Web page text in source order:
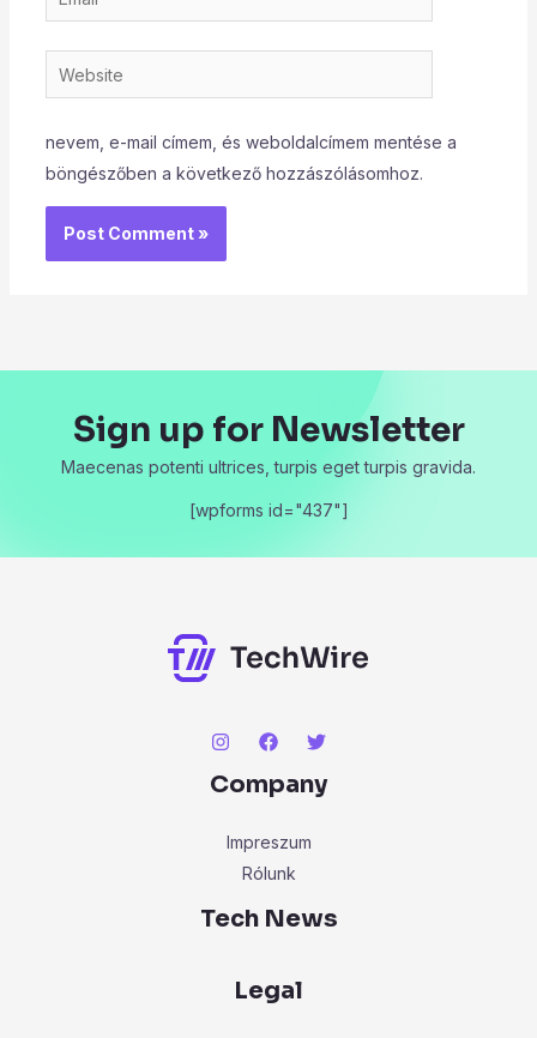
Website
nevem, e-mail címem, és weboldalcímem mentése a
böngészőben a következő hozzászólásomhoz.
Sign up for Newsletter
Maecenas potenti ultrices, turpis eget turpis gravida.
[wpforms id="437"]
Company
Impreszum
Rólunk
Tech News
Legal